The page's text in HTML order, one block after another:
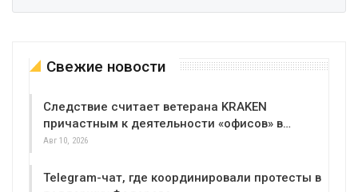
Свежие новости
Следствие считает ветерана KRAKEN
причастным к деятельности «офисов» в…
Авг 10, 2026
Telegram-чат, где координировали протесты в